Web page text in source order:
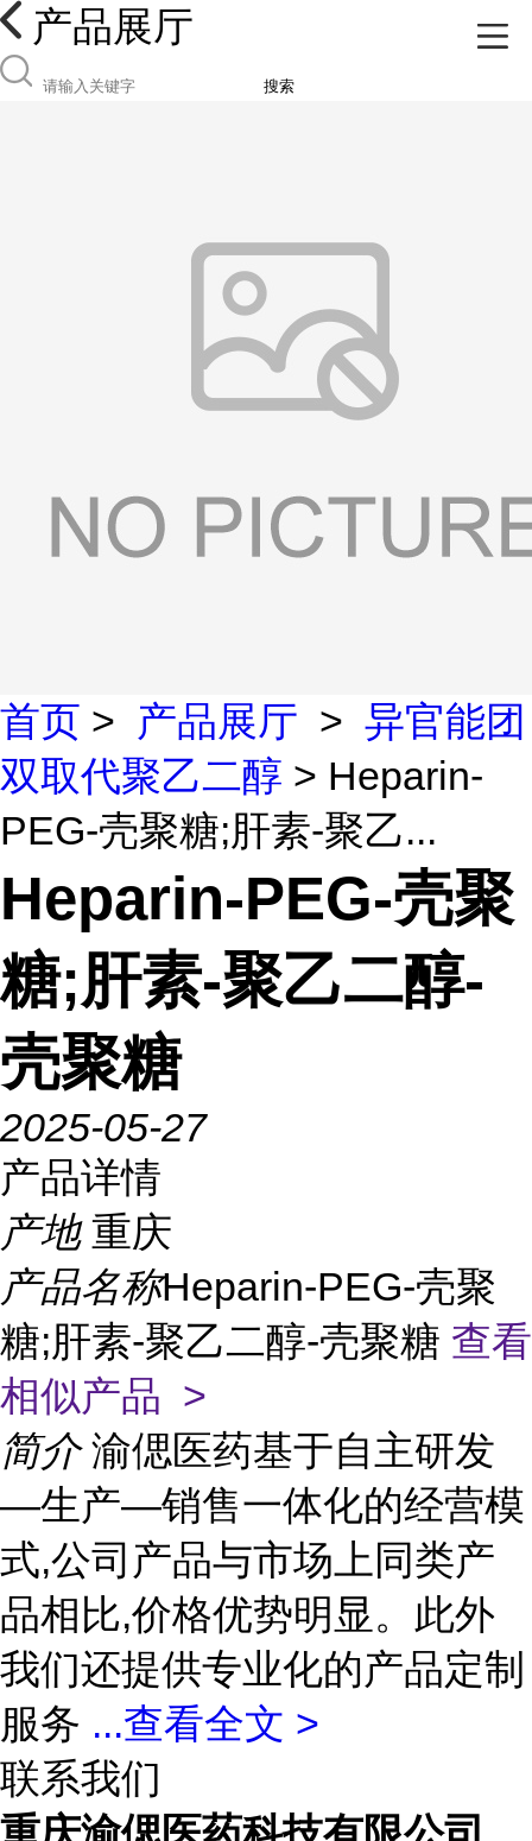
产品展厅
搜索
首页 > 产品展厅 > 异官能团
双取代聚乙二醇 > Heparin-
PEG-壳聚糖;肝素-聚乙...
Heparin-PEG-壳聚
糖;肝素-聚乙二醇-
壳聚糖
2025-05-27
产品详情
产地 重庆
产品名称Heparin-PEG-壳聚
糖;肝素-聚乙二醇-壳聚糖 查看
相似产品 >
简介 渝偲医药基于自主研发
—生产—销售一体化的经营模
式,公司产品与市场上同类产
品相比,价格优势明显。此外
我们还提供专业化的产品定制
服务 ...查看全文 >
联系我们